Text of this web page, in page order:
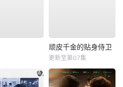
顽皮千金的贴身侍卫
更新至第07集